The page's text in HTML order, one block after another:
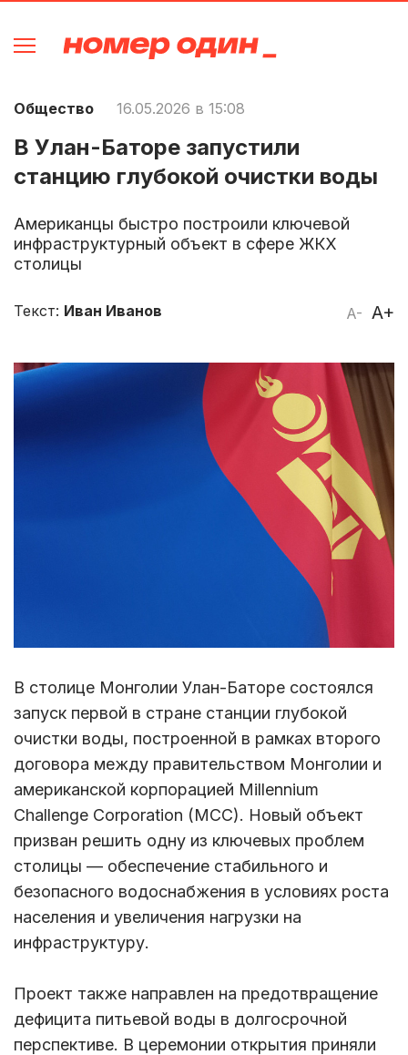
Общество 16.05.2026 в 15:08
В Улан-Баторе запустили
станцию глубокой очистки воды
Американцы быстро построили ключевой
инфраструктурный объект в сфере ЖКХ
столицы
A- A+
Текст: Иван Иванов
В столице Монголии Улан-Баторе состоялся
запуск первой в стране станции глубокой
очистки воды, построенной в рамках второго
договора между правительством Монголии и
американской корпорацией Millennium
Challenge Corporation (MCC). Новый объект
призван решить одну из ключевых проблем
столицы — обеспечение стабильного и
безопасного водоснабжения в условиях роста
населения и увеличения нагрузки на
инфраструктуру.
Проект также направлен на предотвращение
дефицита питьевой воды в долгосрочной
перспективе. В церемонии открытия приняли